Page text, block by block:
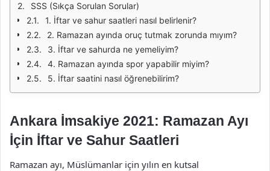
SSS (Sıkça Sorulan Sorular)
1. İftar ve sahur saatleri nasıl belirlenir?
2. Ramazan ayında oruç tutmak zorunda mıyım?
3. İftar ve sahurda ne yemeliyim?
4. Ramazan ayında spor yapabilir miyim?
5. İftar saatini nasıl öğrenebilirim?
Ankara İmsakiye 2021: Ramazan Ayı
İçin İftar ve Sahur Saatleri
Ramazan ayı, Müslümanlar için yılın en kutsal